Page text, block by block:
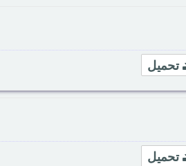
تحميل
تحميل